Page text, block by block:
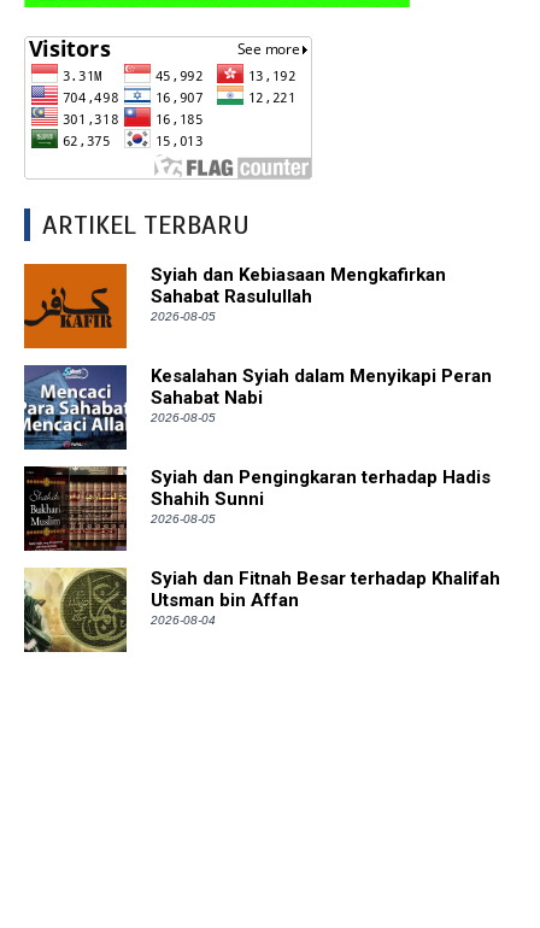
ARTIKEL TERBARU
Syiah dan Kebiasaan Mengkafirkan
Sahabat Rasulullah
2026-08-05
Kesalahan Syiah dalam Menyikapi Peran
Sahabat Nabi
2026-08-05
Syiah dan Pengingkaran terhadap Hadis
Shahih Sunni
2026-08-05
Syiah dan Fitnah Besar terhadap Khalifah
Utsman bin Affan
2026-08-04